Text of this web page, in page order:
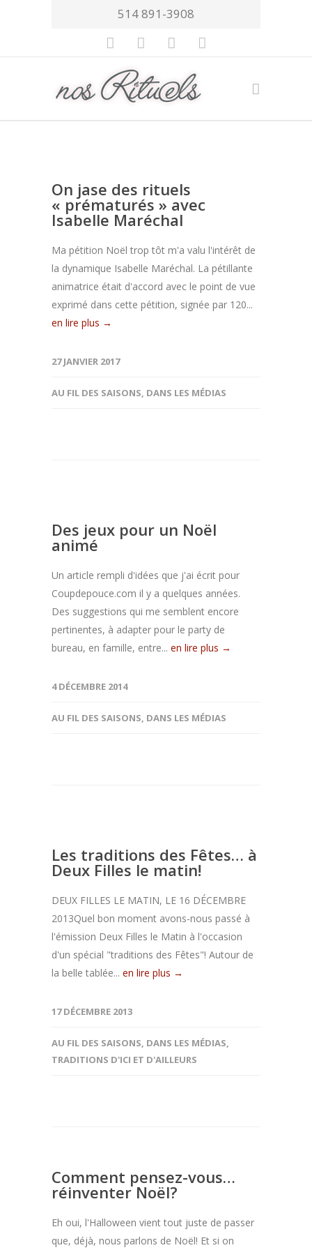
514 891-3908
On jase des rituels
« prématurés » avec
Isabelle Maréchal
Ma pétition Noël trop tôt m'a valu l'intérêt de
la dynamique Isabelle Maréchal. La pétillante
animatrice était d'accord avec le point de vue
exprimé dans cette pétition, signée par 120...
en lire plus →
27 JANVIER 2017
AU FIL DES SAISONS, DANS LES MÉDIAS
Des jeux pour un Noël
animé
Un article rempli d'idées que j'ai écrit pour
Coupdepouce.com il y a quelques années.
Des suggestions qui me semblent encore
pertinentes, à adapter pour le party de
bureau, en famille, entre... en lire plus →
4 DÉCEMBRE 2014
AU FIL DES SAISONS, DANS LES MÉDIAS
Les traditions des Fêtes… à
Deux Filles le matin!
DEUX FILLES LE MATIN, LE 16 DÉCEMBRE
2013Quel bon moment avons-nous passé à
l'émission Deux Filles le Matin à l'occasion
d'un spécial "traditions des Fêtes"! Autour de
la belle tablée... en lire plus →
17 DÉCEMBRE 2013
AU FIL DES SAISONS, DANS LES MÉDIAS,
TRADITIONS D'ICI ET D'AILLEURS
Comment pensez-vous…
réinventer Noël?
Eh oui, l'Halloween vient tout juste de passer
que, déjà, nous parlons de Noël! Et si on